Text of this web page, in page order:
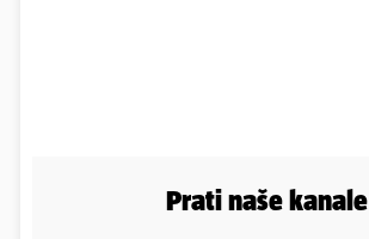
Prati naše kanale